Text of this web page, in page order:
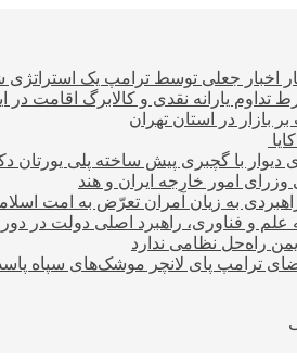
اخبار جعلی توسط ترامپ یک
تداوم یارانه نقدی و کالابرگ اقامت در
بازار در استان تهران
دیوار با گچبری پیش ساخته پلی
وزرای امور خارجه ایران و هند
به زیان آمران تعرّض به امت
و فناوری، راهبرد اصلی دولت در
راه‌حل نظامی ندارد
ترامپ پای لانچر موشک‌های سپاه